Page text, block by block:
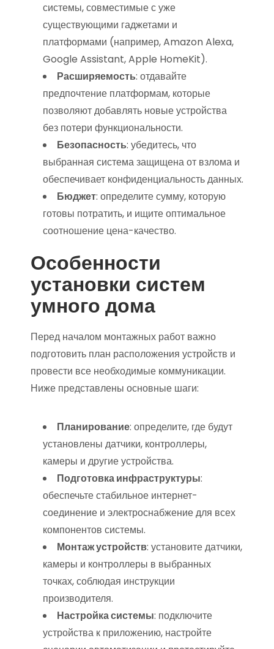
системы, совместимые с уже
существующими гаджетами и
платформами (например, Amazon Alexa,
Google Assistant, Apple HomeKit).
Расширяемость: отдавайте
предпочтение платформам, которые
позволяют добавлять новые устройства
без потери функциональности.
Безопасность: убедитесь, что
выбранная система защищена от взлома и
обеспечивает конфиденциальность данных.
Бюджет: определите сумму, которую
готовы потратить, и ищите оптимальное
соотношение цена-качество.
Особенности
установки систем
умного дома
Перед началом монтажных работ важно
подготовить план расположения устройств и
провести все необходимые коммуникации.
Ниже представлены основные шаги:
Планирование: определите, где будут
установлены датчики, контроллеры,
камеры и другие устройства.
Подготовка инфраструктуры:
обеспечьте стабильное интернет-
соединение и электроснабжение для всех
компонентов системы.
Монтаж устройств: установите датчики,
камеры и контроллеры в выбранных
точках, соблюдая инструкции
производителя.
Настройка системы: подключите
устройства к приложению, настройте